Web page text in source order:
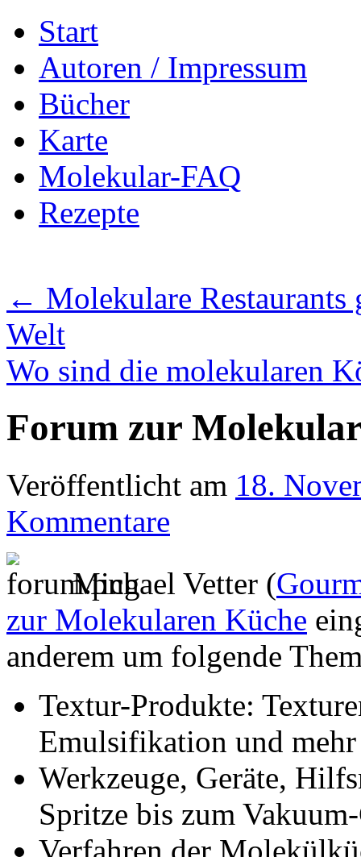
Inhalt
springenStart
Autoren / Impressum
Bücher
Karte
Molekular-FAQ
Rezepte
← Molekulare Restaurants
Welt
Wo sind die molekularen
Forum zur
Veröffentlicht am 18.
Kommentare
Michael Vetter (
zur Molekularen Küche
anderem um folgende
Textur-Produkte:
Emulsifikation und mehr
Werkzeuge, Geräte,
Spritze bis zum
Verfahren der